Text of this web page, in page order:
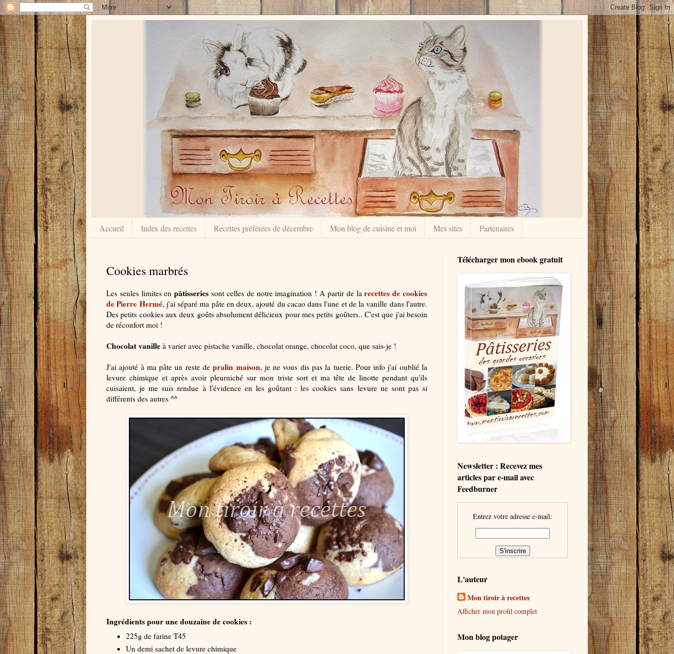
Accueil Index des recettes Recettes préférées de décembre Mon blog de cuisine et moi Mes sites Partenaires
Cookies marbrés
Les seules limites enpâtisseries sont celles de notre imagination ! A partir de larecettes de cookies
de Pierre Hermé, j'ai séparé ma pâte en deux, ajouté du cacao dans l'une et de la vanille dans l'autre.
Des petits cookies aux deux goûts absolument délicieux pour mes petits goûters.. C'est que j'ai besoin
de réconfort moi !
Chocolat vanille à varier avec pistache vanille, chocolat orange, chocolat coco, que sais-je !
J'ai ajouté à ma pâte un reste depralin maison, je ne vous dis pas la tuerie. Pour info j'ai oublié la
levure chimique et après avoir pleurniché sur mon triste sort et ma tête de linotte pendant qu'ils
cuisaient, je me suis rendue à l'évidence en les goûtant : les cookies sans levure ne sont pas si
différents des autres ^^
Ingrédients pour une douzaine de cookies :
225g de farine T45
Un demi sachet de levure chimique
Télécharger mon ebook gratuit
Newsletter : Recevez mes
articles par e-mail avec
Feedburner
Entrez votre adresse e-mail:
L'auteur
Mon tiroir à recettes
Afficher mon profil complet
Mon blog potager